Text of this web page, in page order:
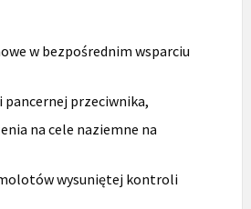
w bezpośrednim wsparciu
przeciwnika,
na cele naziemne na
wysuniętej kontroli